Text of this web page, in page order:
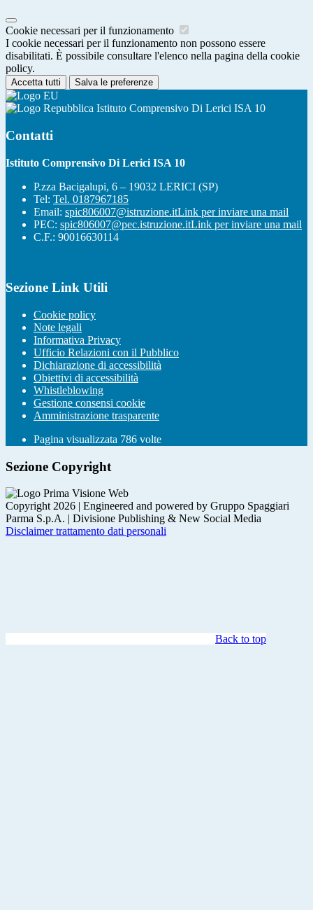
Cookie necessari per il funzionamento
I cookie necessari per il funzionamento non possono essere
disabilitati. È possibile consultare l'elenco nella pagina della cookie
policy.
Accetta tutti Salva le preferenze
Istituto Comprensivo Di Lerici ISA 10
Contatti
Istituto Comprensivo Di Lerici ISA 10
P.zza Bacigalupi, 6 – 19032 LERICI (SP)
Tel: Tel. 0187967185
Email: spic806007@istruzione.itLink per inviare una mail
PEC: spic806007@pec.istruzione.itLink per inviare una mail
C.F.: 90016630114
Sezione Link Utili
Cookie policy
Note legali
Informativa Privacy
Ufficio Relazioni con il Pubblico
Dichiarazione di accessibilità
Obiettivi di accessibilità
Whistleblowing
Gestione consensi cookie
Amministrazione trasparente
Pagina visualizzata 786 volte
Sezione Copyright
Copyright 2026 | Engineered and powered by Gruppo Spaggiari
Parma S.p.A. | Divisione Publishing & New Social Media
Disclaimer trattamento dati personali
Back to top